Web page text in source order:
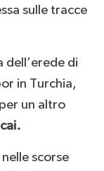
sulle tracce
dell’erede di
in Turchia,
un altro
scorse